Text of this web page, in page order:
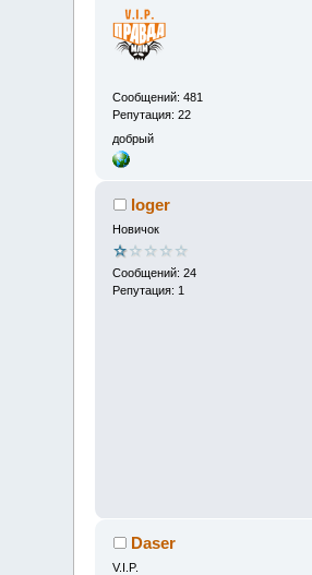
Сообщений: 481
Репутация: 22
добрый
loger
Новичок
Сообщений: 24
Репутация: 1
Daser
V.I.P.